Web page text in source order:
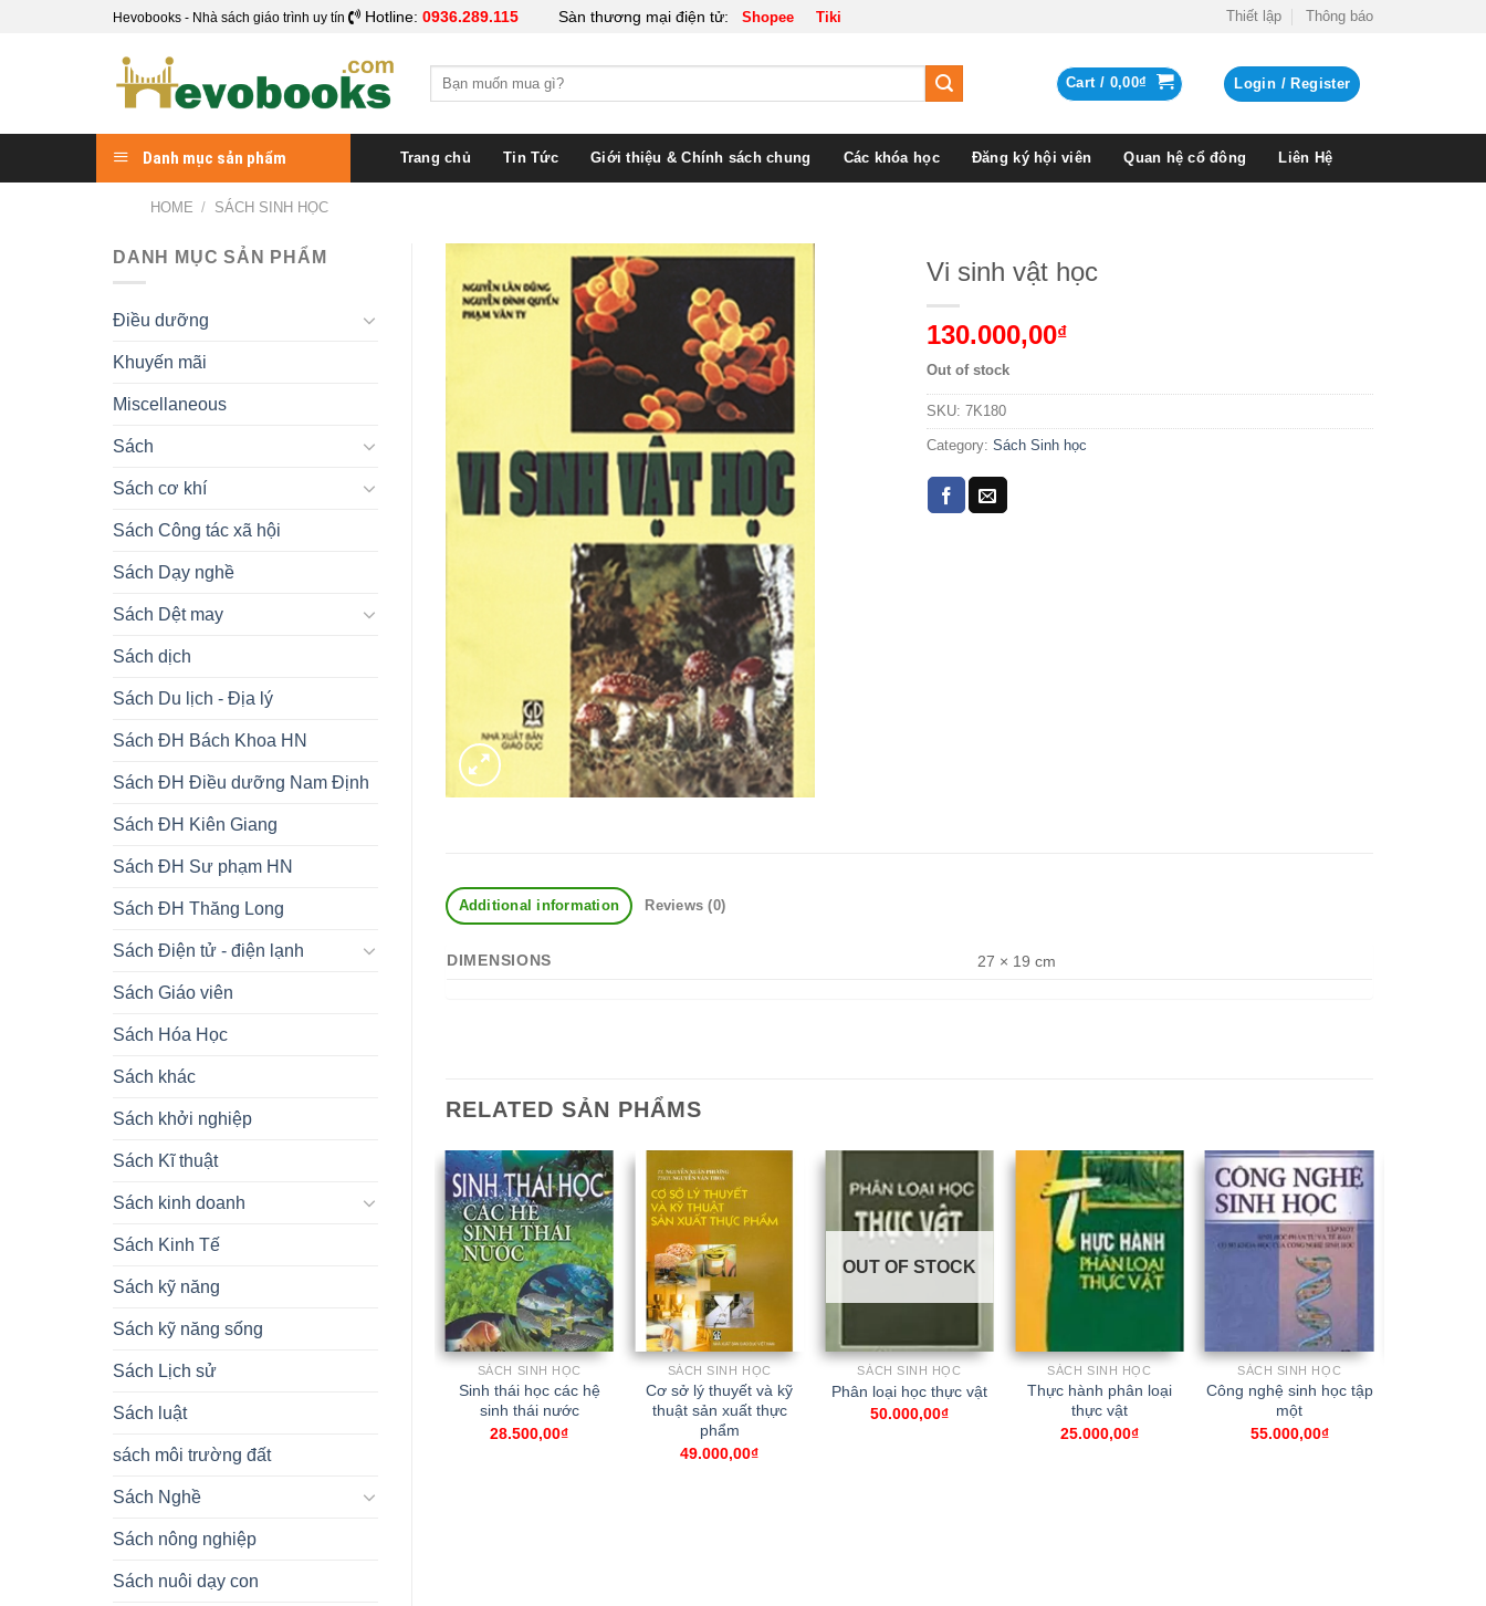
Hevobooks - Nhà sách giáo trình uy tín Hotline: 0936.289.115 Sàn thương mại điện tử: Shopee Tiki Thiết lập Thông báo
Search
Cart / 0,00₫ Login / Register
Danh mục sản phẩm Trang chủ Tin Tức Giới thiệu & Chính sách chung Các khóa học Đăng ký hội viên Quan hệ cổ đông Liên Hệ
HOME / SÁCH SINH HỌC
DANH MỤC SẢN PHẨM
Điều dưỡng
Khuyến mãi
Miscellaneous
Sách
Sách cơ khí
Sách Công tác xã hội
Sách Dạy nghề
Sách Dệt may
Sách dịch
Sách Du lịch - Địa lý
Sách ĐH Bách Khoa HN
Sách ĐH Điều dưỡng Nam Định
Sách ĐH Kiên Giang
Sách ĐH Sư phạm HN
Sách ĐH Thăng Long
Sách Điện tử - điện lạnh
Sách Giáo viên
Sách Hóa Học
Sách khác
Sách khởi nghiệp
Sách Kĩ thuật
Sách kinh doanh
Sách Kinh Tế
Sách kỹ năng
Sách kỹ năng sống
Sách Lịch sử
Sách luật
sách môi trường đất
Sách Nghề
Sách nông nghiệp
Sách nuôi dạy con
Vi sinh vật học
130.000,00₫
Out of stock
SKU: 7K180
Category: Sách Sinh học
Additional information Reviews (0)
DIMENSIONS 27 × 19 cm
RELATED SẢN PHẨMS
SÁCH SINH HỌC
Sinh thái học các hệ
sinh thái nước
28.500,00₫
SÁCH SINH HỌC
Cơ sở lý thuyết và kỹ
thuật sản xuất thực
phẩm
49.000,00₫
OUT OF STOCK
SÁCH SINH HỌC
Phân loại học thực vật
50.000,00₫
SÁCH SINH HỌC
Thực hành phân loại
thực vật
25.000,00₫
SÁCH SINH HỌC
Công nghệ sinh học tập
một
55.000,00₫
SÁCH SINH HỌC
thực phẩm